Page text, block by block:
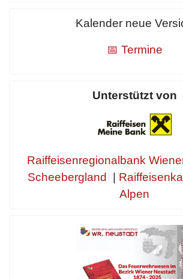
Kalender neue
📅 Termine
Unterstützt von
Raiffeisenregionalbank
Scheebergland
Alpen